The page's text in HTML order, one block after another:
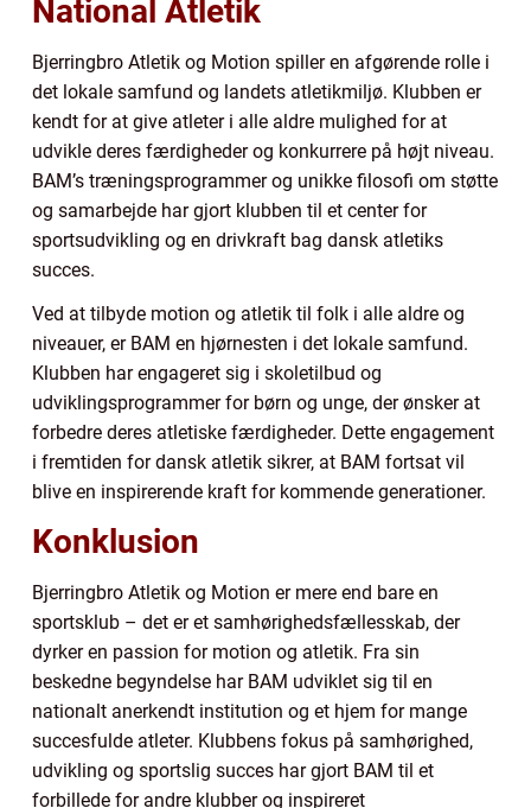
National Atletik
Bjerringbro Atletik og Motion spiller en afgørende rolle i
det lokale samfund og landets atletikmiljø. Klubben er
kendt for at give atleter i alle aldre mulighed for at
udvikle deres færdigheder og konkurrere på højt niveau.
BAM’s træningsprogrammer og unikke filosofi om støtte
og samarbejde har gjort klubben til et center for
sportsudvikling og en drivkraft bag dansk atletiks
succes.
Ved at tilbyde motion og atletik til folk i alle aldre og
niveauer, er BAM en hjørnesten i det lokale samfund.
Klubben har engageret sig i skoletilbud og
udviklingsprogrammer for børn og unge, der ønsker at
forbedre deres atletiske færdigheder. Dette engagement
i fremtiden for dansk atletik sikrer, at BAM fortsat vil
blive en inspirerende kraft for kommende generationer.
Konklusion
Bjerringbro Atletik og Motion er mere end bare en
sportsklub – det er et samhørighedsfællesskab, der
dyrker en passion for motion og atletik. Fra sin
beskedne begyndelse har BAM udviklet sig til en
nationalt anerkendt institution og et hjem for mange
succesfulde atleter. Klubbens fokus på samhørighed,
udvikling og sportslig succes har gjort BAM til et
forbillede for andre klubber og inspireret